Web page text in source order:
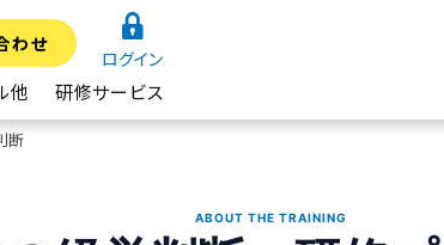
他 研修サービス
わせ
ログイン
断
ABOUT THE TRAINING